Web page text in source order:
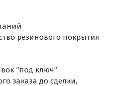
резинового покрытия
“под ключ”
заказа до сделки,